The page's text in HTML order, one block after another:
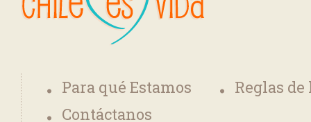
Para qué Estamos
Reglas
Contáctanos